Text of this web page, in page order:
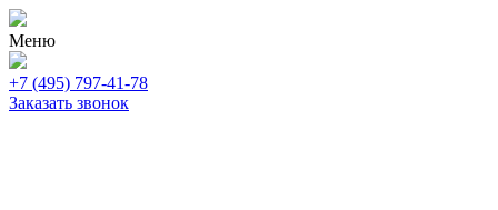
Меню
+7 (495) 797-41-78
Заказать звонок